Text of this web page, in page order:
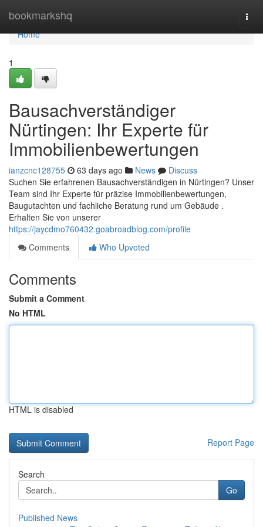
bookmarkshq
Home
Home
1
Bausachverständiger
Nürtingen: Ihr Experte für
Immobilienbewertungen
ianzcnc128755 63 days ago News
Discuss
Suchen Sie erfahrenen Bausachverständigen in Nürtingen? Unser
Team sind Ihr Experte für präzise Immobilienbewertungen,
Baugutachten und fachliche Beratung rund um Gebäude .
Erhalten Sie von unserer
https://jaycdmo760432.goabroadblog.com/profile
Comments
Who Upvoted
Comments
Submit a Comment
No HTML
HTML is disabled
Report Page
Search
Go
Published News